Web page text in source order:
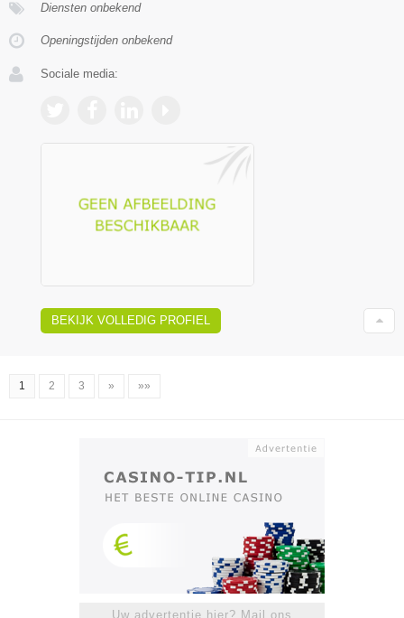
Diensten onbekend
Openingstijden onbekend
Sociale media:
BEKIJK VOLLEDIG PROFIEL
1 2 3 » »»
Uw advertentie hier? Mail ons